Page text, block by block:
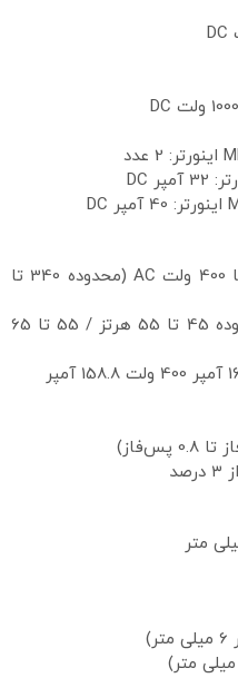
ولتاژ نامی: 220 تا 380 ولت 230 تا 400 ولت AC (محدوده 340 تا
فرکانس نامی: 50 تا 60 هرتز (محدوده 45 تا 55 هرتز / 55 تا 65